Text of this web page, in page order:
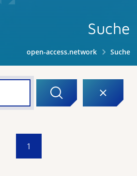
Suche
open-access.network Suche
1